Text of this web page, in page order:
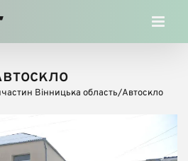
Вінницька область/Автоскло